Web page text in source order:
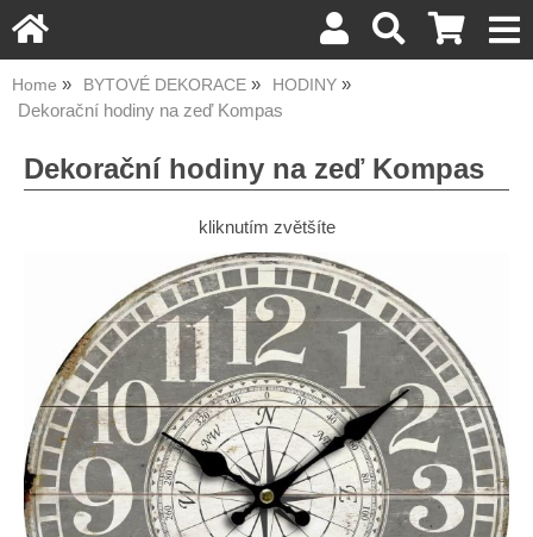
Home BYTOVÉ DEKORACE HODINY
Dekorační hodiny na zeď Kompas
Dekorační hodiny na zeď Kompas
kliknutím zvětšíte